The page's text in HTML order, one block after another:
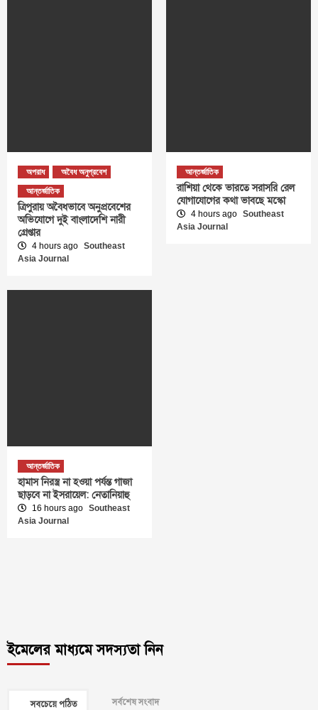
অপরাধ
অবৈধ অনুপ্রবেশ
আন্তর্জাতিক
ত্রিপুরায় অবৈধভাবে অনুপ্রবেশের
অভিযোগে দুই বাংলাদেশি নারী
গ্রেপ্তার
4 hours ago Southeast
Asia Journal
আন্তর্জাতিক
রাশিয়া থেকে ভারতে সরাসরি রেল
যোগাযোগের কথা ভাবছে মস্কো
4 hours ago Southeast
Asia Journal
আন্তর্জাতিক
হামাস নিরস্ত্র না হওয়া পর্যন্ত গাজা
ছাড়বে না ইসরায়েল: নেতানিয়াহু
16 hours ago Southeast
Asia Journal
ইমেলের মাধ্যমে সদস্যতা নিন
সবচেয়ে পঠিত সর্বশেষ সংবাদ